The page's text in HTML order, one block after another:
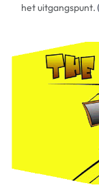
het uitgangspunt.